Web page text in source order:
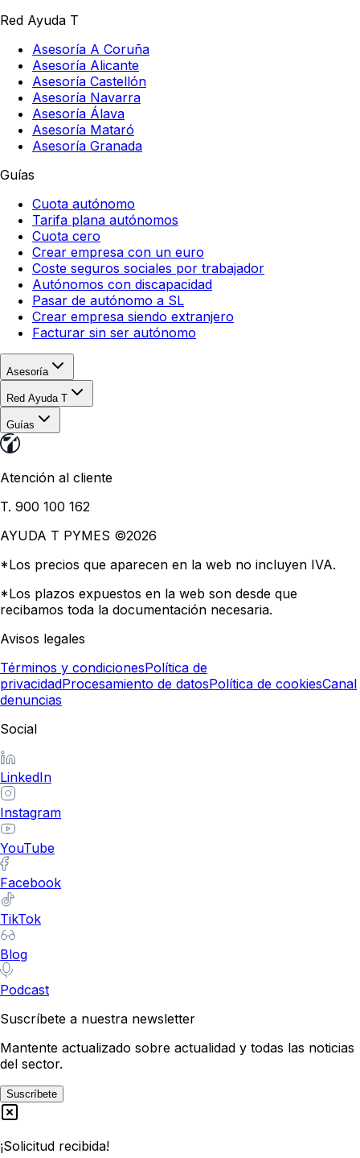
Red Ayuda T
Asesoría A Coruña
Asesoría Alicante
Asesoría Castellón
Asesoría Navarra
Asesoría Álava
Asesoría Mataró
Asesoría Granada
Guías
Cuota autónomo
Tarifa plana autónomos
Cuota cero
Crear empresa con un euro
Coste seguros sociales por trabajador
Autónomos con discapacidad
Pasar de autónomo a SL
Crear empresa siendo extranjero
Facturar sin ser autónomo
Asesoría
Red Ayuda T
Guías
Atención al cliente
T. 900 100 162
AYUDA T PYMES ©2026
*Los precios que aparecen en la web no incluyen IVA.
*Los plazos expuestos en la web son desde que
recibamos toda la documentación necesaria.
Avisos legales
Términos y condicionesPolítica de
privacidadProcesamiento de datosPolítica de cookiesCanal
denuncias
Social
LinkedIn
Instagram
YouTube
Facebook
TikTok
Blog
Podcast
Suscríbete a nuestra newsletter
Mantente actualizado sobre actualidad y todas las noticias
del sector.
Suscríbete
¡Solicitud recibida!